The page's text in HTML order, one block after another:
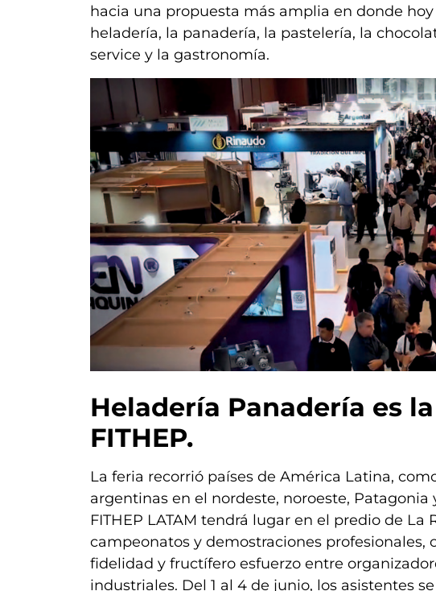
hacia una propuesta más amplia en donde
heladería, la panadería, la pastelería, la
service y la gastronomía.
Heladería Panadería es
FITHEP.
La feria recorrió países de América Latina,
argentinas en el nordeste, noroeste,
FITHEP LATAM tendrá lugar en el predio de La
campeonatos y demostraciones profesionales,
fidelidad y fructífero esfuerzo entre
industriales. Del 1 al 4 de junio, los asistentes